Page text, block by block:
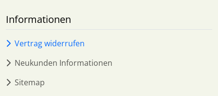
Informationen
Vertrag widerrufen
Neukunden Informationen
Sitemap